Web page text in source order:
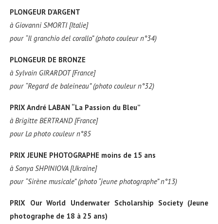
PLONGEUR D’ARGENT
à Giovanni SMORTI [Italie]
pour “Il granchio del corallo” (photo couleur n°34)
PLONGEUR DE BRONZE
à Sylvain GIRARDOT [France]
pour “Regard de baleineau” (photo couleur n°32)
PRIX André LABAN “La Passion du Bleu”
à Brigitte BERTRAND [France]
pour La photo couleur n°85
PRIX JEUNE PHOTOGRAPHE moins de 15 ans
à Sonya SHPINIOVA [Ukraine]
pour “Sirène musicale” (photo “jeune photographe” n°13)
PRIX Our World Underwater Scholarship Society (Jeune
photographe de 18 à 25 ans)